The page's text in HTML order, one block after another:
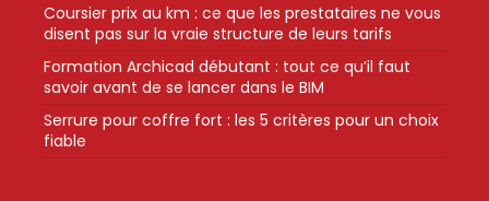
Coursier prix au km : ce que les prestataires ne vous
disent pas sur la vraie structure de leurs tarifs
Formation Archicad débutant : tout ce qu’il faut
savoir avant de se lancer dans le BIM
Serrure pour coffre fort : les 5 critères pour un choix
fiable